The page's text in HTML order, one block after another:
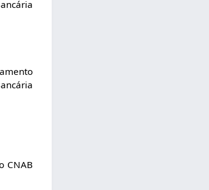
CNAB